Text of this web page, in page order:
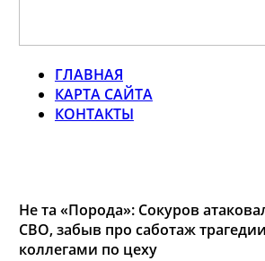
ГЛАВНАЯ
КАРТА САЙТА
КОНТАКТЫ
Не та «Порода»: Сокуров
СВО, забыв про саботаж
коллегами по цеху